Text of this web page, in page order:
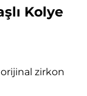
Kolye
orijinal zirkon